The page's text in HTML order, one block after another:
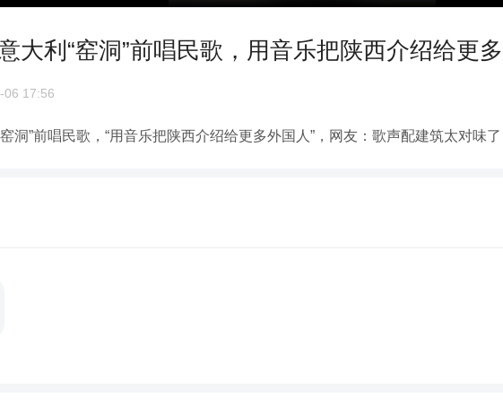
大利“窑洞”前唱民歌，用音乐把陕西介绍给更
06 17:56
洞”前唱民歌，“用音乐把陕西介绍给更多外国人”，网友：歌声配建筑太对味了